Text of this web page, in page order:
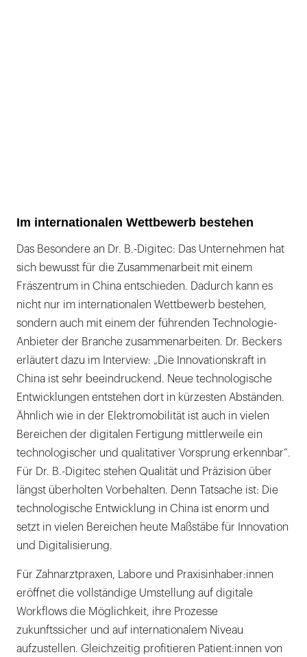
Im internationalen Wettbewerb bestehen
Das Besondere an Dr. B.-Digitec: Das Unternehmen hat
sich bewusst für die Zusammenarbeit mit einem
Fräszentrum in China entschieden. Dadurch kann es
nicht nur im internationalen Wettbewerb bestehen,
sondern auch mit einem der führenden Technologie-
Anbieter der Branche zusammenarbeiten. Dr. Beckers
erläutert dazu im Interview: „Die Innovationskraft in
China ist sehr beeindruckend. Neue technologische
Entwicklungen entstehen dort in kürzesten Abständen.
Ähnlich wie in der Elektromobilität ist auch in vielen
Bereichen der digitalen Fertigung mittlerweile ein
technologischer und qualitativer Vorsprung erkennbar“.
Für Dr. B.-Digitec stehen Qualität und Präzision über
längst überholten Vorbehalten. Denn Tatsache ist: Die
technologische Entwicklung in China ist enorm und
setzt in vielen Bereichen heute Maßstäbe für Innovation
und Digitalisierung.
Für Zahnarztpraxen, Labore und Praxisinhaber:innen
eröffnet die vollständige Umstellung auf digitale
Workflows die Möglichkeit, ihre Prozesse
zukunftssicher und auf internationalem Niveau
aufzustellen. Gleichzeitig profitieren Patient:innen von